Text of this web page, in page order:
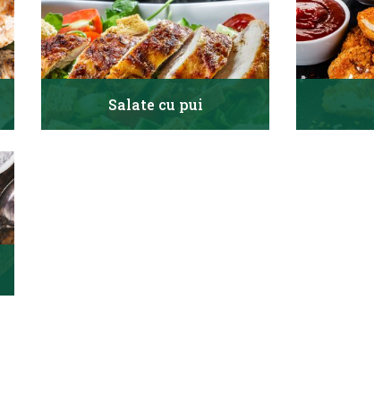
Salate cu pui